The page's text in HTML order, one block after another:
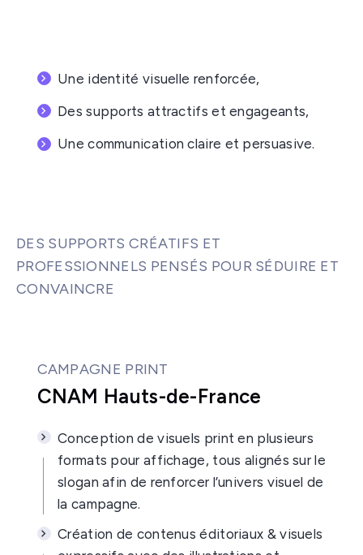
Une identité visuelle renforcée,
Des supports attractifs et engageants,
Une communication claire et persuasive.
DES SUPPORTS CRÉATIFS ET
PROFESSIONNELS PENSÉS POUR SÉDUIRE ET
CONVAINCRE
CAMPAGNE PRINT
CNAM Hauts-de-France
Conception de visuels print en plusieurs
formats pour affichage, tous alignés sur le
slogan afin de renforcer l’univers visuel de
la campagne.
Création de contenus éditoriaux & visuels